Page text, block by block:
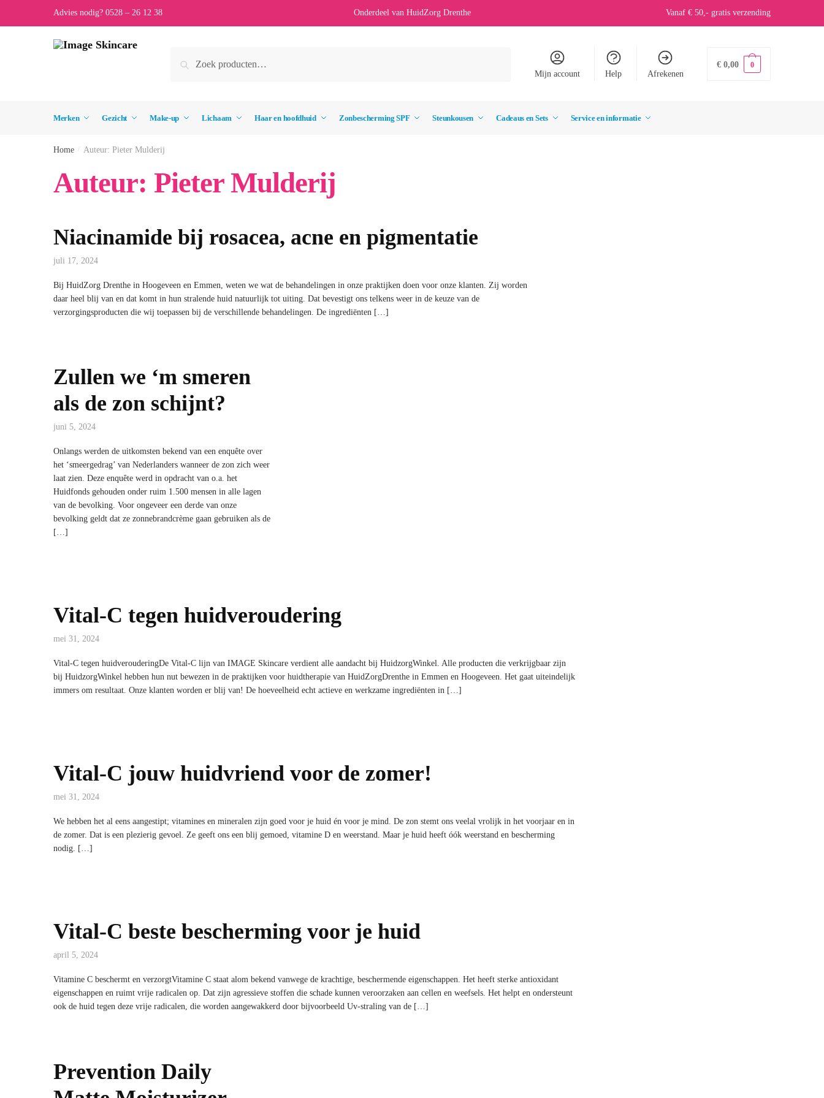
to
to
Advies nodig? 0528 – 26 12 38 Onderdeel van HuidZorg Drenthe Vanaf € 50,- gratis verzending
Zoeken
Mijn account Help Afrekenen
€ 0,00 0
Merken Gezicht Make-up Lichaam Haar en hoofdhuid Zonbescherming SPF Steunkousen Cadeaus en Sets Service en informatie
Home Auteur: Pieter Mulderij
Auteur: Pieter Mulderij
Niacinamide bij rosacea, acne en pigmentatie
juli 17, 2024
Bij HuidZorg Drenthe in Hoogeveen en Emmen, weten we wat de behandelingen in onze praktijken doen voor onze klanten. Zij worden
daar heel blij van en dat komt in hun stralende huid natuurlijk tot uiting. Dat bevestigt ons telkens weer in de keuze van de
verzorgingsproducten die wij toepassen bij de verschillende behandelingen. De ingrediënten […]
Zullen we ‘m smeren
als de zon schijnt?
juni 5, 2024
Onlangs werden de uitkomsten bekend van een enquête over
het ‘smeergedrag’ van Nederlanders wanneer de zon zich weer
laat zien. Deze enquête werd in opdracht van o.a. het
Huidfonds gehouden onder ruim 1.500 mensen in alle lagen
van de bevolking. Voor ongeveer een derde van onze
bevolking geldt dat ze zonnebrandcrème gaan gebruiken als de
[…]
Vital-C tegen huidveroudering
mei 31, 2024
Vital-C tegen huidverouderingDe Vital-C lijn van IMAGE Skincare verdient alle aandacht bij HuidzorgWinkel. Alle producten die verkrijgbaar zijn
bij HuidzorgWinkel hebben hun nut bewezen in de praktijken voor huidtherapie van HuidZorgDrenthe in Emmen en Hoogeveen. Het gaat uiteindelijk
immers om resultaat. Onze klanten worden er blij van! De hoeveelheid echt actieve en werkzame ingrediënten in […]
Vital-C jouw huidvriend voor de zomer!
mei 31, 2024
We hebben het al eens aangestipt; vitamines en mineralen zijn goed voor je huid én voor je mind. De zon stemt ons veelal vrolijk in het voorjaar en in
de zomer. Dat is een plezierig gevoel. Ze geeft ons een blij gemoed, vitamine D en weerstand. Maar je huid heeft óók weerstand en bescherming
nodig. […]
Vital-C beste bescherming voor je huid
april 5, 2024
Vitamine C beschermt en verzorgtVitamine C staat alom bekend vanwege de krachtige, beschermende eigenschappen. Het heeft sterke antioxidant
eigenschappen en ruimt vrije radicalen op. Dat zijn agressieve stoffen die schade kunnen veroorzaken aan cellen en weefsels. Het helpt en ondersteunt
ook de huid tegen deze vrije radicalen, die worden aangewakkerd door bijvoorbeeld Uv-straling van de […]
Prevention Daily